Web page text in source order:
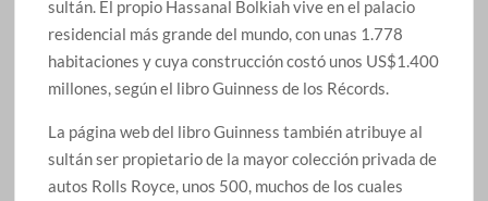
sultán. El propio Hassanal Bolkiah vive en el palacio
residencial más grande del mundo, con unas 1.778
habitaciones y cuya construcción costó unos US$1.400
millones, según el libro Guinness de los Récords.
La página web del libro Guinness también atribuye al
sultán ser propietario de la mayor colección privada de
autos Rolls Royce, unos 500, muchos de los cuales